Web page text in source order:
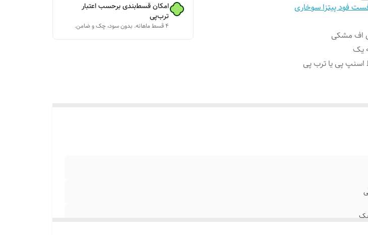
فود پیتزا سوخاری
اف مشکی
پی یا ترب پی
امکان قسط‌بندی برحسب اعتبار
ترب‌پی
۴ قسط ماهانه. بدون سود، چک و ضامن.